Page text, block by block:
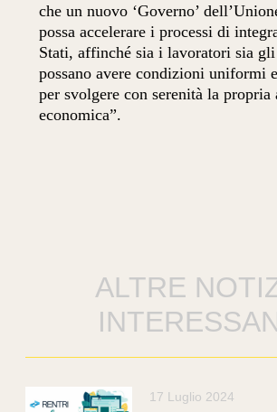
che un nuovo ‘Governo’
possa accelerare i processi di
Stati, affinché sia i lavoratori sia
possano avere condizioni uniformi
per svolgere con serenità la propria
economica”.
ALTRE
17 Luglio 2024